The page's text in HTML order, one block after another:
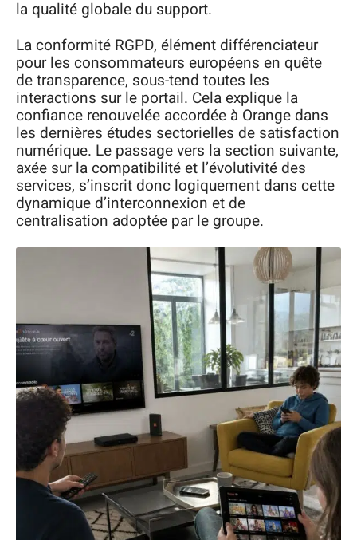
la qualité globale du support.
La conformité RGPD, élément différenciateur
pour les consommateurs européens en quête
de transparence, sous-tend toutes les
interactions sur le portail. Cela explique la
confiance renouvelée accordée à Orange dans
les dernières études sectorielles de satisfaction
numérique. Le passage vers la section suivante,
axée sur la compatibilité et l’évolutivité des
services, s’inscrit donc logiquement dans cette
dynamique d’interconnexion et de
centralisation adoptée par le groupe.